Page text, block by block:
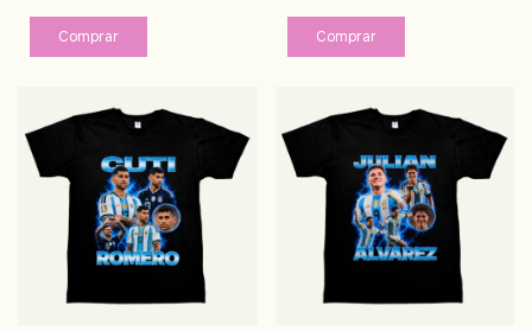
Comprar Comprar